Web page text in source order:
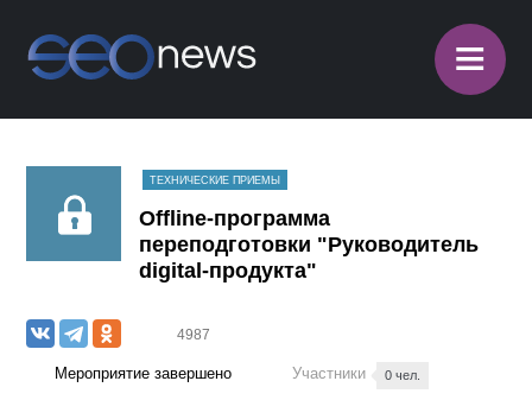
≡
ТЕХНИЧЕСКИЕ ПРИЕМЫ
Offline-программа
переподготовки "Руководитель
digital-продукта"
4987
Мероприятие завершено Участники 0 чел.